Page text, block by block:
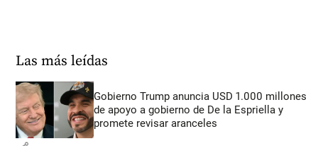
Las más leídas
Gobierno Trump anuncia USD 1.000 millones
de apoyo a gobierno de De la Espriella y
promete revisar aranceles